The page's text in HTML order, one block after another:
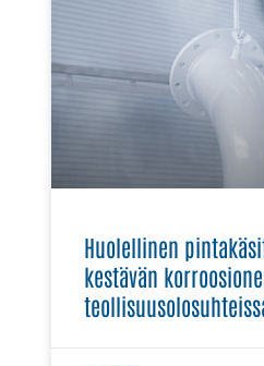
Huolellinen
kestävän